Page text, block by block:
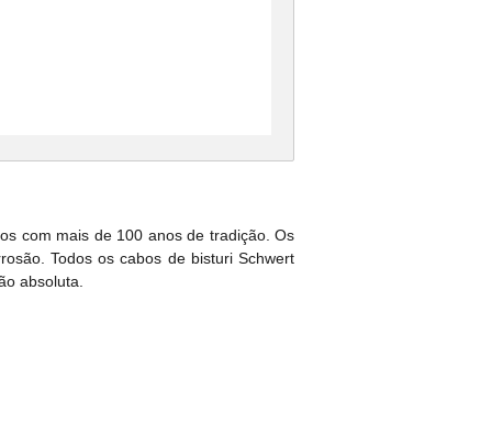
com mais de 100 anos de tradição. Os
Todos os cabos de bisturi Schwert
absoluta.